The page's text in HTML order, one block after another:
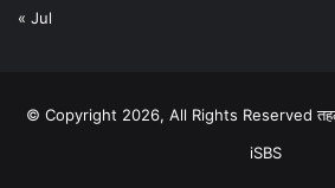
« Jul
© Copyright 2026, All Rights Reserved
iSBS